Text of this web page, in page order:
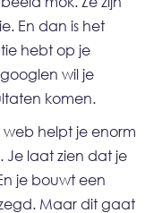
En dan is het
hebt op je
wil je
komen.
helpt je enorm
Je laat zien dat je
je bouwt een
Maar dit gaat